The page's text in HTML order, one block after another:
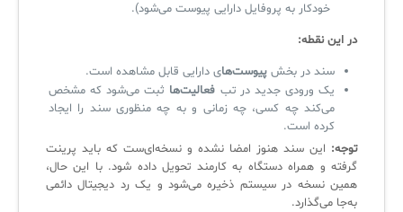
خودکار به پروفایل دارایی پیوست می‌شود).
در این نقطه:
سند در بخش پیوست‌های دارایی قابل مشاهده است.
یک ورودی جدید در تب فعالیت‌ها ثبت می‌شود که مشخص
می‌کند چه کسی، چه زمانی و به چه منظوری سند را ایجاد
کرده است.
توجه: این سند هنوز امضا نشده و نسخه‌ای‌ست که باید پرینت
گرفته و همراه دستگاه به کارمند تحویل داده شود. با این حال،
همین نسخه در سیستم ذخیره می‌شود و یک رد دیجیتال دائمی
به‌جا می‌گذارد.